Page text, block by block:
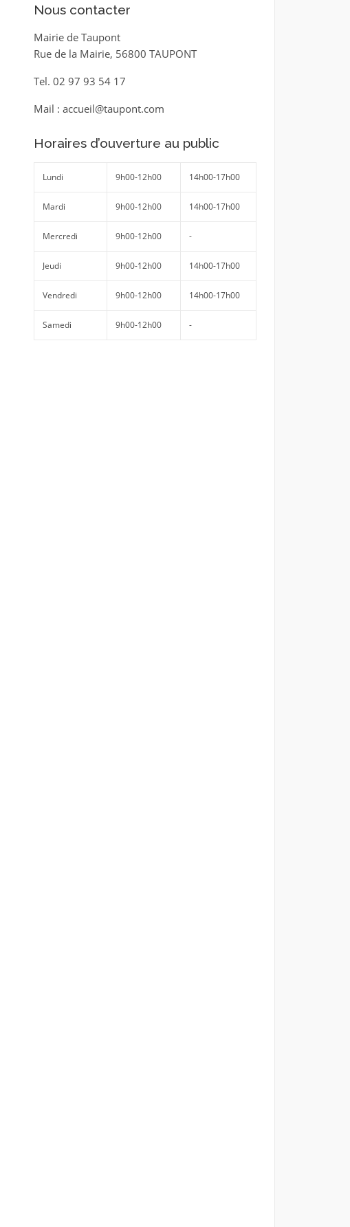
Nous contacter
Mairie de Taupont
Rue de la Mairie, 56800 TAUPONT
Tel. 02 97 93 54 17
Mail : accueil@taupont.com
Horaires d’ouverture au public
Lundi 9h00-12h00 14h00-17h00
Mardi 9h00-12h00 14h00-17h00
Mercredi 9h00-12h00 -
Jeudi 9h00-12h00 14h00-17h00
Vendredi 9h00-12h00 14h00-17h00
Samedi 9h00-12h00 -